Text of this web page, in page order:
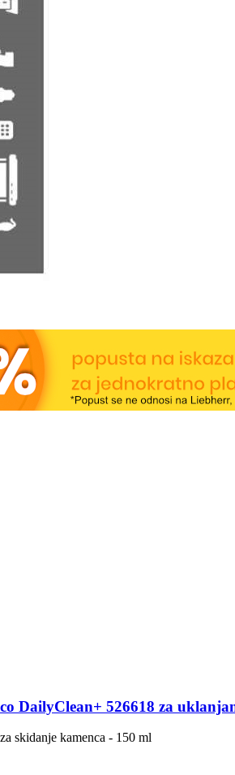
DailyClean+ 526618 za
skidanje kamenca - 150 ml